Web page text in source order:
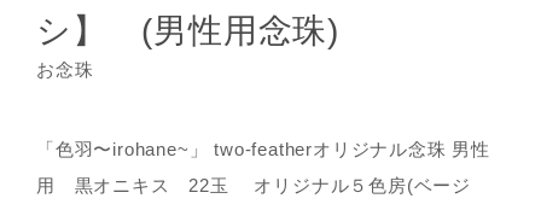
シ】 (男性用念珠)
お念珠
「色羽〜irohane~」 two-featherオリジナル念珠 男性
用 黒オニキス 22玉 オリジナル５色房(ベージ